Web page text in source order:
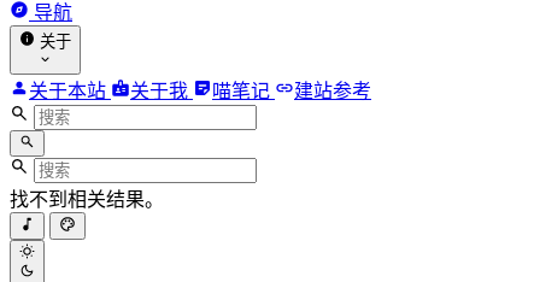
导航
关于
关于本站 关于我 喵笔记 建站参考
找不到相关结果。